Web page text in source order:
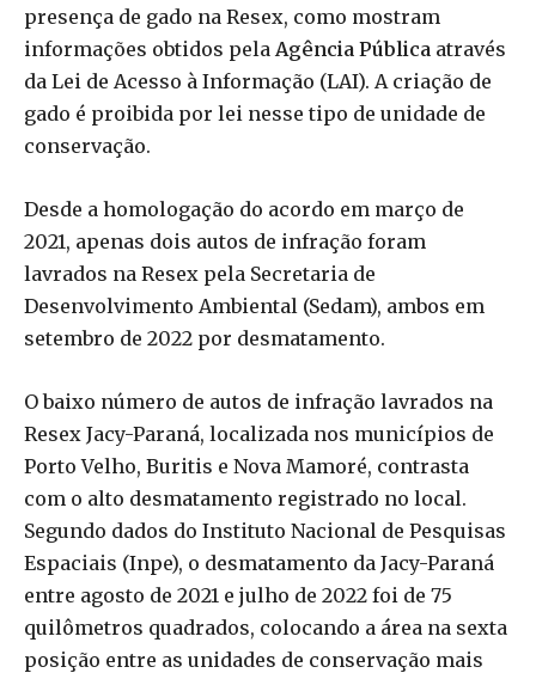
presença de gado na Resex, como mostram
informações obtidos pela Agência Pública através
da Lei de Acesso à Informação (LAI). A criação de
gado é proibida por lei nesse tipo de unidade de
conservação.
Desde a homologação do acordo em março de
2021, apenas dois autos de infração foram
lavrados na Resex pela Secretaria de
Desenvolvimento Ambiental (Sedam), ambos em
setembro de 2022 por desmatamento.
O baixo número de autos de infração lavrados na
Resex Jacy-Paraná, localizada nos municípios de
Porto Velho, Buritis e Nova Mamoré, contrasta
com o alto desmatamento registrado no local.
Segundo dados do Instituto Nacional de Pesquisas
Espaciais (Inpe), o desmatamento da Jacy-Paraná
entre agosto de 2021 e julho de 2022 foi de 75
quilômetros quadrados, colocando a área na sexta
posição entre as unidades de conservação mais